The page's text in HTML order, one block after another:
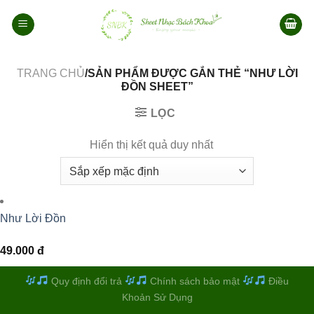
qua
TRANG CHỦ/SẢN PHẨM ĐƯỢC GẮN THẺ “NHƯ LỜI
ĐỒN SHEET”
LỌC
Hiển thị kết quả duy nhất
Như Lời Đồn
49.000 đ
Quy định đổi trả Chính sách bảo mật
Điều
Khoản Sử Dụng